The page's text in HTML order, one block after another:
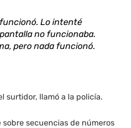
Lo intenté
no funcionaba.
pero nada funcionó.
surtidor, llamó a la policía.
secuencias de números